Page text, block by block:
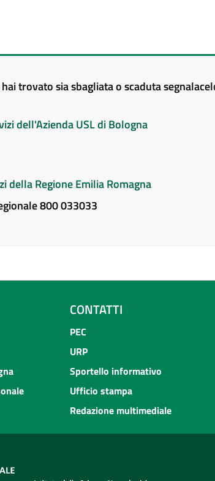
trovato sia sbagliata o scaduta
dell'Azienda USL di Bologna
della Regione Emilia Romagna
800 033033
CONTATTI
PEC
URP
Sportello informativo
Ufficio stampa
Redazione multimediale